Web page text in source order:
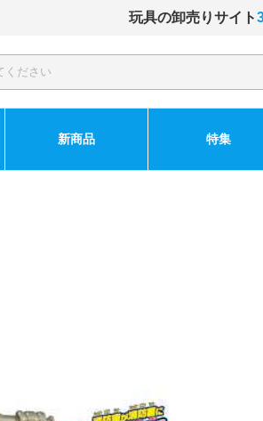
玩具の卸売りサイト
新商品 特集